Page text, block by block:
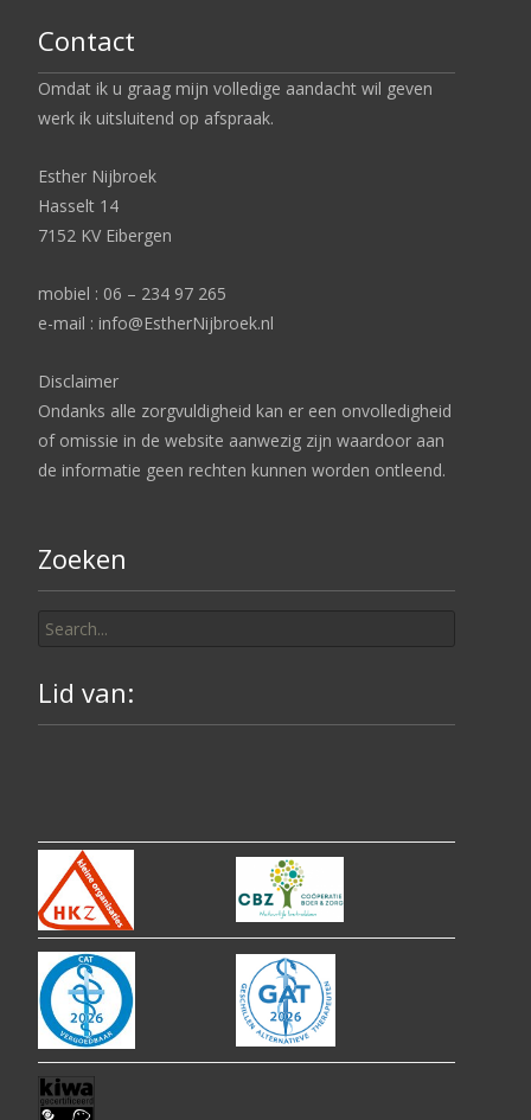
Contact
Omdat ik u graag mijn volledige aandacht wil geven
werk ik uitsluitend op afspraak.
Esther Nijbroek
Hasselt 14
7152 KV Eibergen
mobiel : 06 – 234 97 265
e-mail : info@EstherNijbroek.nl
Disclaimer
Ondanks alle zorgvuldigheid kan er een onvolledigheid
of omissie in de website aanwezig zijn waardoor aan
de informatie geen rechten kunnen worden ontleend.
Zoeken
for:
Lid van: